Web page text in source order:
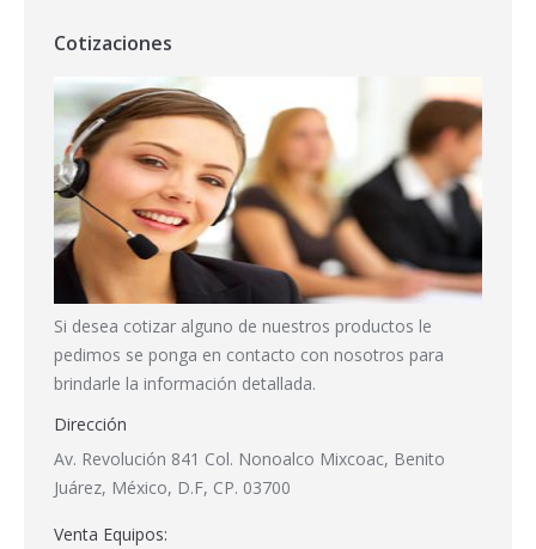
Cotizaciones
Si desea cotizar alguno de nuestros productos le
pedimos se ponga en contacto con nosotros para
brindarle la información detallada.
Dirección
Av. Revolución 841 Col. Nonoalco Mixcoac, Benito
Juárez, México, D.F, CP. 03700
Venta Equipos: